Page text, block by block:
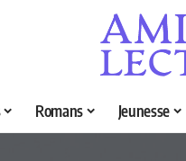
Romans Jeunesse